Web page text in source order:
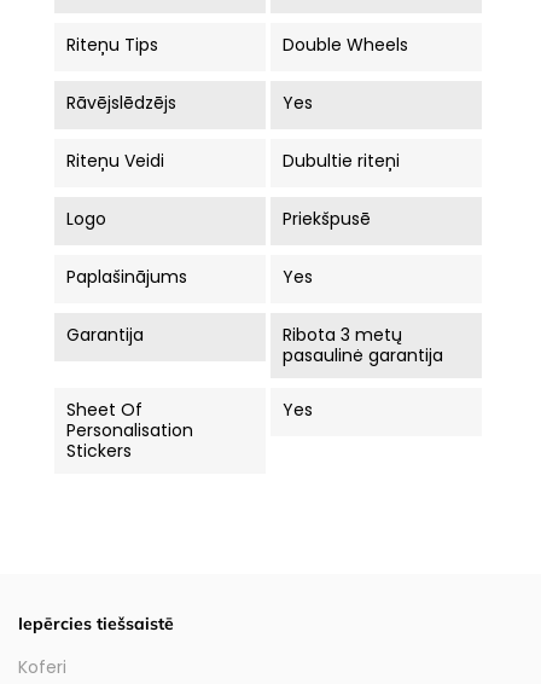
Riteņu Tips Double Wheels
Rāvējslēdzējs Yes
Riteņu Veidi Dubultie riteņi
Logo Priekšpusē
Paplašinājums Yes
Garantija
Ribota 3 metų
pasaulinė garantija
Sheet Of
Personalisation
Stickers
Yes
Iepērcies tiešsaistē
Koferi